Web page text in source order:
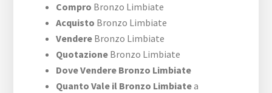
Compro Bronzo Limbiate
Acquisto Bronzo Limbiate
Vendere Bronzo Limbiate
Quotazione Bronzo Limbiate
Dove Vendere Bronzo Limbiate
Quanto Vale il Bronzo Limbiatea